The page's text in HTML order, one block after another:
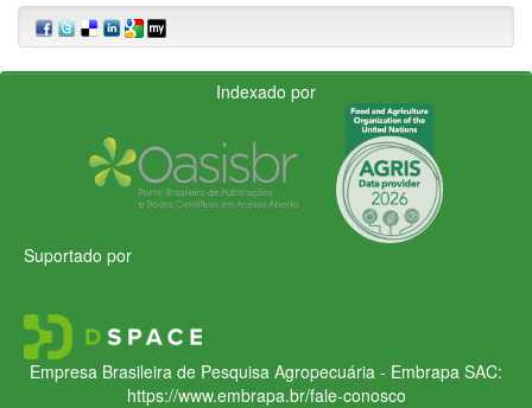
Indexado por
Suportado por
Empresa Brasileira de Pesquisa Agropecuária - Embrapa SAC:
https://www.embrapa.br/fale-conosco